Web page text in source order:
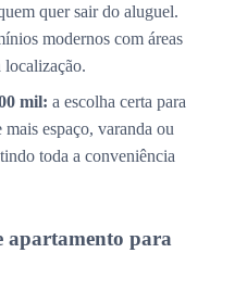
quer sair do aluguel.
modernos com áreas
localização.
mil: a escolha certa para
espaço, varanda ou
toda a conveniência
apartamento para